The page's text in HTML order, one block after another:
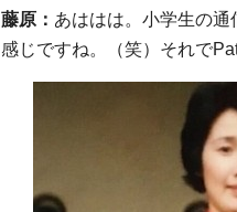
藤原： あははは。小学生の
感じですね。（笑）それで